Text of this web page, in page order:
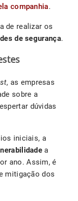
companhia.
de realizar os
de segurança.
, as empresas
sobre a
dúvidas
iniciais, a
a
ano. Assim, é
mitigação dos